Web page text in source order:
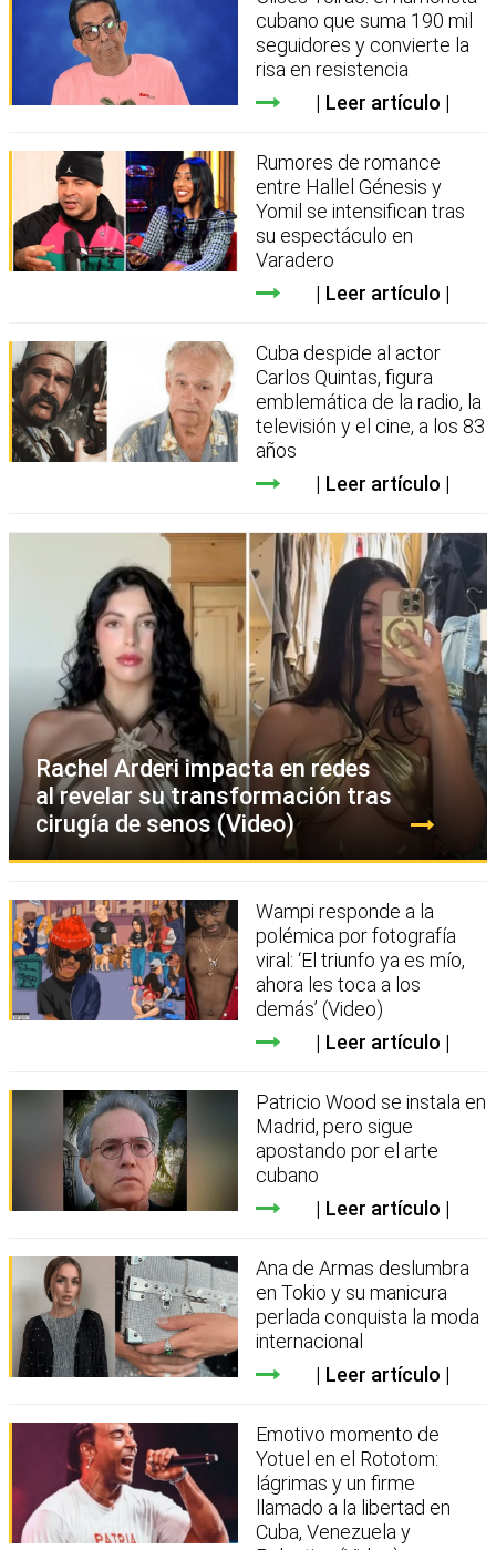
cubano que suma 190 mil
seguidores y convierte la
risa en resistencia
Leer artículo
Rumores de romance
entre Hallel Génesis y
Yomil se intensifican tras
su espectáculo en
Varadero
Leer artículo
Cuba despide al actor
Carlos Quintas, figura
emblemática de la radio, la
televisión y el cine, a los 83
años
Leer artículo
Rachel Arderi impacta en redes
al revelar su transformación tras
cirugía de senos (Video)
Wampi responde a la
polémica por fotografía
viral: ‘El triunfo ya es mío,
ahora les toca a los
demás’ (Video)
Leer artículo
Patricio Wood se instala en
Madrid, pero sigue
apostando por el arte
cubano
Leer artículo
Ana de Armas deslumbra
en Tokio y su manicura
perlada conquista la moda
internacional
Leer artículo
Emotivo momento de
Yotuel en el Rototom:
lágrimas y un firme
llamado a la libertad en
Cuba, Venezuela y